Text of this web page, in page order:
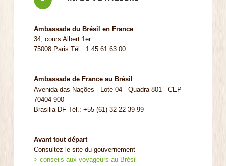
Ambassade du Brésil en France
34, cours Albert 1er
75008 Paris Tél.: 1 45 61 63 00
Ambassade de France au Brésil
Avenida das Nações - Lote 04 - Quadra 801 - CEP
70404-900
Brasilia DF Tél.: +55 (61) 32 22 39 99
Avant tout départ
Consultez le site du gouvernement
> conseils aux voyageurs au Brésil